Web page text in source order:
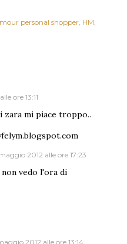
personal shopper HM
ore 13:11
zara mi piace troppo..
2012 alle ore 17:23
non vedo l'ora di
2012 alle ore 13:14